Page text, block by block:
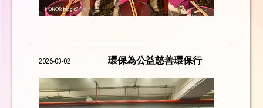
2026-03-02 環保為公益慈善環保行